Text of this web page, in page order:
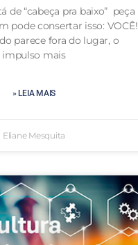
de “cabeça pra baixo” peça
pode consertar isso: VOCÊ!
parece fora do lugar, o
impulso mais
» LEIA MAIS
Eliane Mesquita